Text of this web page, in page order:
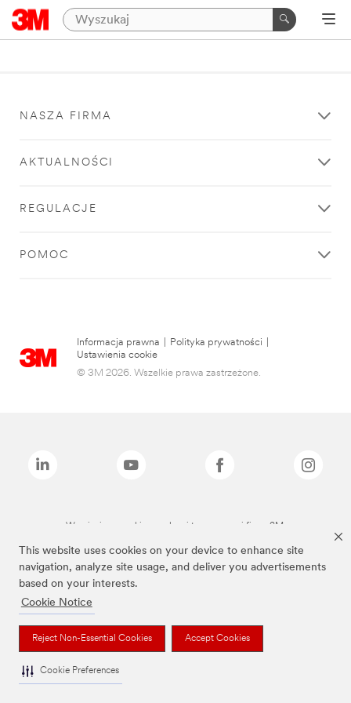
This website uses cookies on your device to enhance site
navigation, analyze site usage, and deliver you advertisements
based on your interests.
Cookie Notice
Reject Non-Essential Cookies Accept Cookies
Cookie Preferences
NASZA FIRMA
AKTUALNOŚCI
REGULACJE
POMOC
Informacja prawna Polityka prywatności
Ustawienia cookie
© 3M 2026. Wszelkie prawa zastrzeżone.
Wymienione marki są znakami towarowymi firmy 3M.